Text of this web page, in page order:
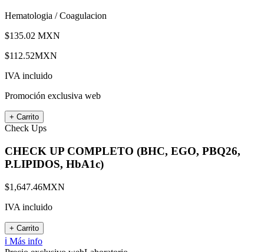
Hematologia / Coagulacion
$135.02 MXN
$112.52MXN
IVA incluido
Promoción exclusiva web
+ Carrito
Check Ups
CHECK UP COMPLETO (BHC, EGO, PBQ26,
P.LIPIDOS, HbA1c)
$1,647.46MXN
IVA incluido
+ Carrito
ℹ️ Más info